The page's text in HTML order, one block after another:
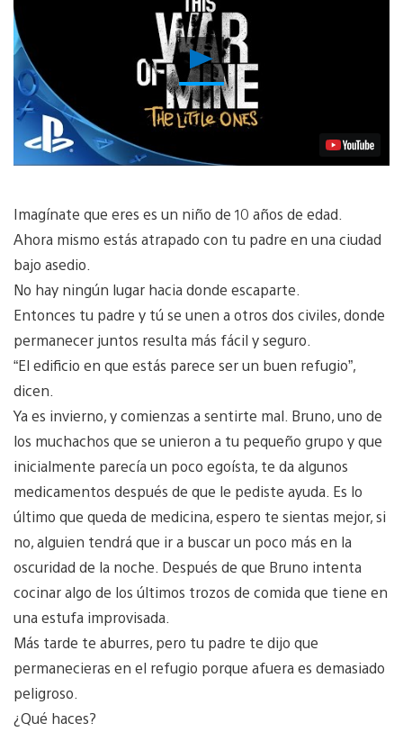
Reproducir
Video
Imagínate que eres es un niño de 10 años de edad.
Ahora mismo estás atrapado con tu padre en una ciudad
bajo asedio.
No hay ningún lugar hacia donde escaparte.
Entonces tu padre y tú se unen a otros dos civiles, donde
permanecer juntos resulta más fácil y seguro.
“El edificio en que estás parece ser un buen refugio”,
dicen.
Ya es invierno, y comienzas a sentirte mal. Bruno, uno de
los muchachos que se unieron a tu pequeño grupo y que
inicialmente parecía un poco egoísta, te da algunos
medicamentos después de que le pediste ayuda. Es lo
último que queda de medicina, espero te sientas mejor, si
no, alguien tendrá que ir a buscar un poco más en la
oscuridad de la noche. Después de que Bruno intenta
cocinar algo de los últimos trozos de comida que tiene en
una estufa improvisada.
Más tarde te aburres, pero tu padre te dijo que
permanecieras en el refugio porque afuera es demasiado
peligroso.
¿Qué haces?